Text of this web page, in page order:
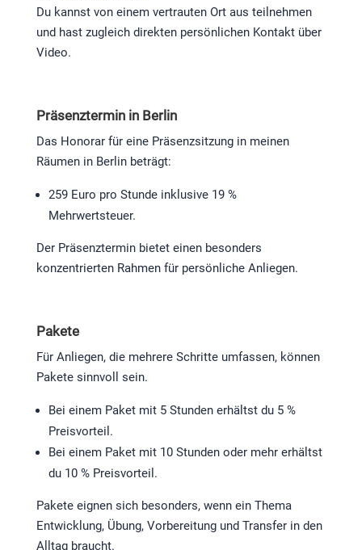
Du kannst von einem vertrauten Ort aus teilnehmen
und hast zugleich direkten persönlichen Kontakt über
Video.
Präsenztermin in Berlin
Das Honorar für eine Präsenzsitzung in meinen
Räumen in Berlin beträgt:
259 Euro pro Stunde inklusive 19 %
Mehrwertsteuer.
Der Präsenztermin bietet einen besonders
konzentrierten Rahmen für persönliche Anliegen.
Pakete
Für Anliegen, die mehrere Schritte umfassen, können
Pakete sinnvoll sein.
Bei einem Paket mit 5 Stunden erhältst du 5 %
Preisvorteil.
Bei einem Paket mit 10 Stunden oder mehr erhältst
du 10 % Preisvorteil.
Pakete eignen sich besonders, wenn ein Thema
Entwicklung, Übung, Vorbereitung und Transfer in den
Alltag braucht.